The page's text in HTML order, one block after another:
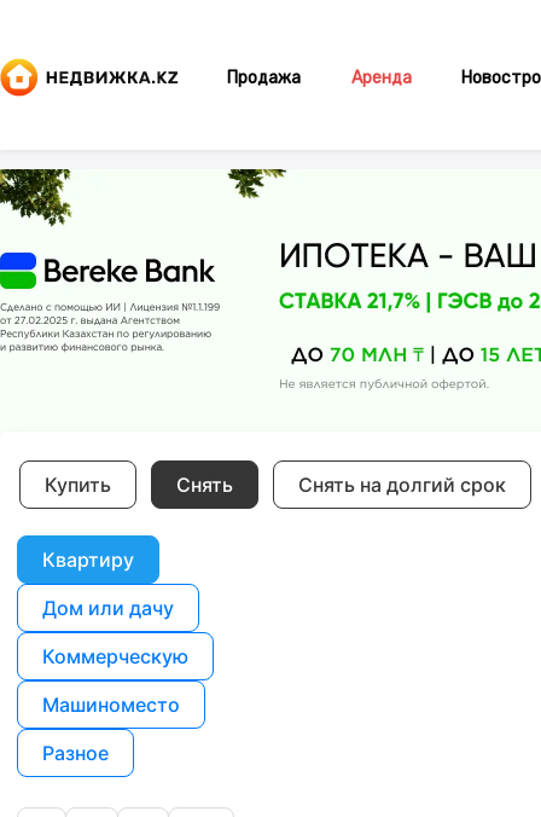
Продажа Аренда
Купить Снять Снять на долгий срок
Квартиру
Дом или дачу
Коммерческую
Машиноместо
Разное